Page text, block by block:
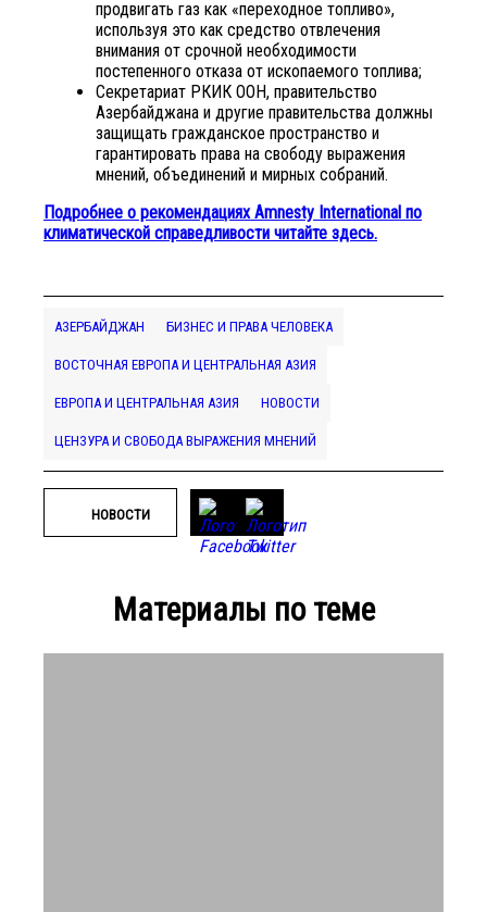
продвигать газ как «переходное топливо»,
используя это как средство отвлечения
внимания от срочной необходимости
постепенного отказа от ископаемого топлива;
Секретариат РКИК ООН, правительство
Азербайджана и другие правительства должны
защищать гражданское пространство и
гарантировать права на свободу выражения
мнений, объединений и мирных собраний.
Подробнее о рекомендациях Amnesty International по
климатической справедливости читайте здесь.
АЗЕРБАЙДЖАН БИЗНЕС И ПРАВА ЧЕЛОВЕКА
ВОСТОЧНАЯ ЕВРОПА И ЦЕНТРАЛЬНАЯ АЗИЯ
ЕВРОПА И ЦЕНТРАЛЬНАЯ АЗИЯ НОВОСТИ
ЦЕНЗУРА И СВОБОДА ВЫРАЖЕНИЯ МНЕНИЙ
НОВОСТИ
Материалы по теме